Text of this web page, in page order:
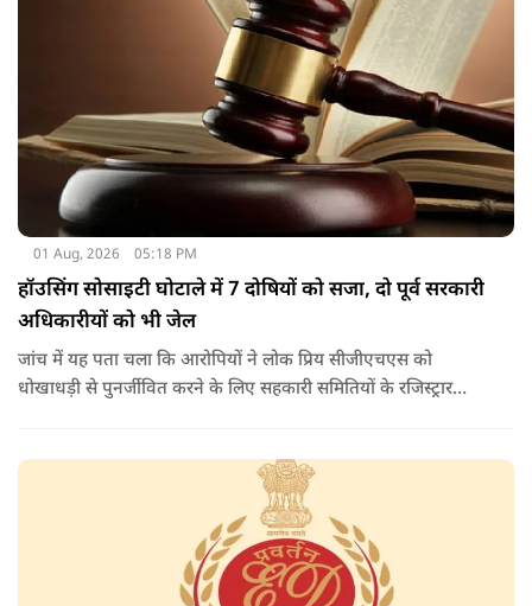
01 Aug, 2026 05:18 PM
हॉउसिंग सोसाइटी घोटाले में 7 दोषियों को सजा, दो पूर्व सरकारी
अधिकारीयों को भी जेल
जांच में यह पता चला कि आरोपियों ने लोक प्रिय सीजीएचएस को
धोखाधड़ी से पुनर्जीवित करने के लिए सहकारी समितियों के रजिस्ट्रार
प्राधिकरण (डीडीए) से भूमि का आवंटन प्राप्त किया.